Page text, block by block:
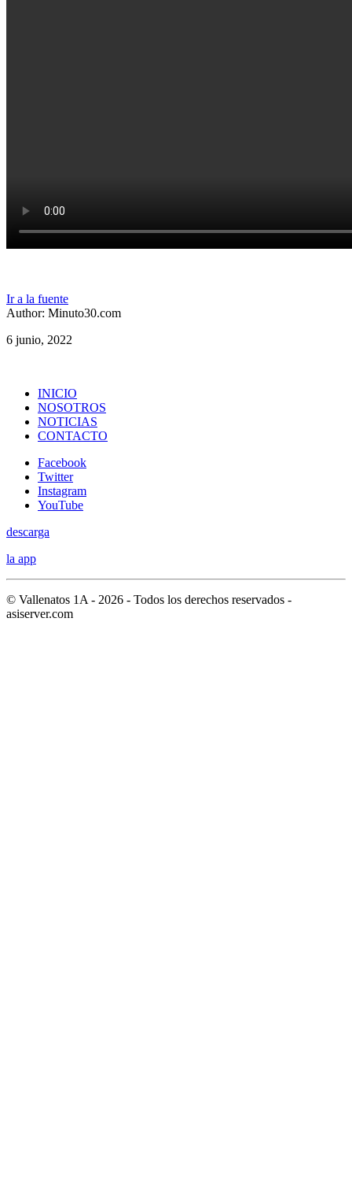
Ir a la fuente
Author: Minuto30.com
6 junio, 2022
INICIO
NOSOTROS
NOTICIAS
CONTACTO
Facebook
Twitter
Instagram
YouTube
descarga
la app
© Vallenatos 1A - 2026 - Todos los derechos reservados -
asiserver.com